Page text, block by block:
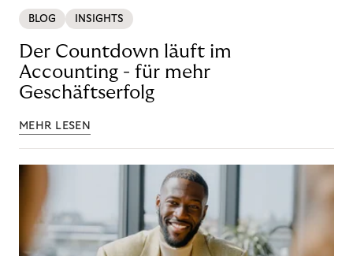
BLOG INSIGHTS
Der Countdown läuft im
Accounting - für mehr
Geschäftserfolg
MEHR LESEN